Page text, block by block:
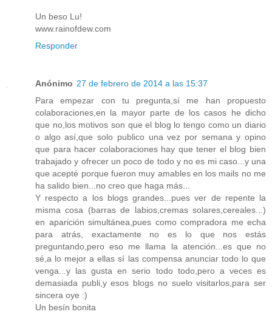
Un beso Lu!
www.rainofdew.com
Responder
Anónimo 27 de febrero de 2014 a las 15:37
Para empezar con tu pregunta,sí me han propuesto
colaboraciones,en la mayor parte de los casos he dicho
que no,los motivos son que el blog lo tengo como un diario
o algo así,que solo publico una vez por semana y opino
que para hacer colaboraciones hay que tener el blog bien
trabajado y ofrecer un poco de todo y no es mi caso...y una
que acepté porque fueron muy amables en los mails no me
ha salido bien...no creo que haga más...
Y respecto a los blogs grandes...pues ver de repente la
misma cosa (barras de labios,cremas solares,cereales...)
en aparición simultánea,pues como compradora me echa
para atrás, exactamente no es lo que nos estás
preguntando,pero eso me llama la atención...es que no
sé,a lo mejor a ellas sí las compensa anunciar todo lo que
venga...y las gusta en serio todo todo,pero a veces es
demasiada publi,y esos blogs no suelo visitarlos,para ser
sincera oye :)
Un besín bonita